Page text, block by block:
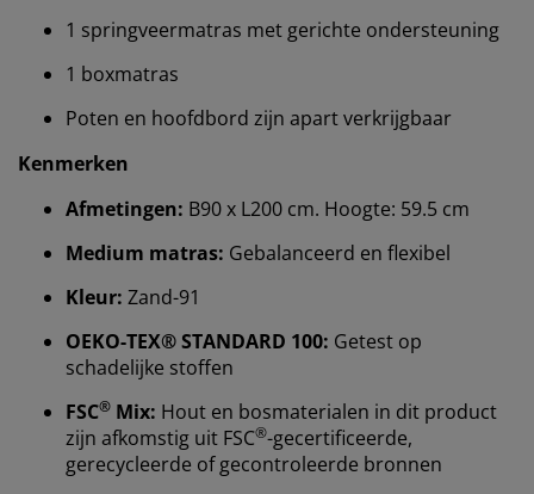
1 springveermatras met gerichte ondersteuning
1 boxmatras
Poten en hoofdbord zijn apart verkrijgbaar
Kenmerken
Afmetingen: B90 x L200 cm. Hoogte: 59.5 cm
Medium matras: Gebalanceerd en flexibel
Kleur: Zand-91
OEKO-TEX® STANDARD 100: Getest op
schadelijke stoffen
FSC® Mix: Hout en bosmaterialen in dit product
zijn afkomstig uit FSC®-gecertificeerde,
gerecycleerde of gecontroleerde bronnen
Wij personaliseren jouw ervaring
Bij JYSK gebruiken we cookies en mobiele
identificatoren om je een goede ervaring te bieden
tijdens het bezoeken van onze website. Cookies
verzamelen informatie over jou om functionaliteit,
statistieken en relevante marketing te waarborgen.